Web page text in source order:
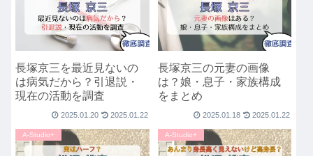
長塚京三を最近見ないの
は病気だから？引退説・
現在の活動を調査
2025.01.20 2025.01.22
長塚京三の元妻の画像
は？娘・息子・家族構成
をまとめ
2025.01.18 2025.01.22
A-Studio+ A-Studio+